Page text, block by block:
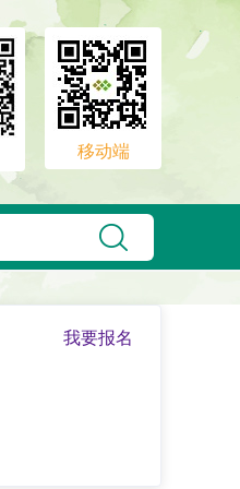
移动端
我要报名